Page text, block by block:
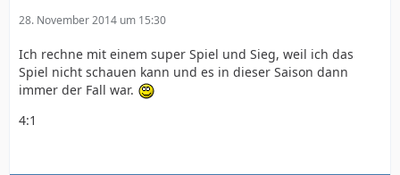
28. November 2014 um 15:30
Ich rechne mit einem super Spiel und Sieg, weil ich das
Spiel nicht schauen kann und es in dieser Saison dann
immer der Fall war.
4:1